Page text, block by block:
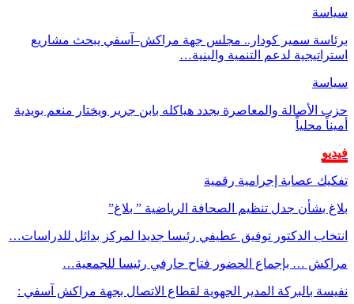
سياسة
برئاسة سمير كودار.. مجلس جهة مراكش–آسفي يبحث مشاريع
استراتيجية لدعم التنمية والبنية…
سياسة
حزب الأصالة والمعاصرة يجدد هياكله بابن جرير ويختار منعم بويدية
أميناً محلياً
فيديو
تفكيك عصابة إجرامية رقمية
بلاغ بشأن جدل تنظيم الصحافة الرياضية ” بلاغ”
انتخاب الدكتور توفيق عطيفي رئيسا جديدا لمركز بدائل للدراسات…
مراكش … بإجماع الحضور فتاح حارفي رئيسا للجمعية…
نفيسة بالبركة المدير الجهوية لقطاع الاتصال بجهة مراكش آسفي :